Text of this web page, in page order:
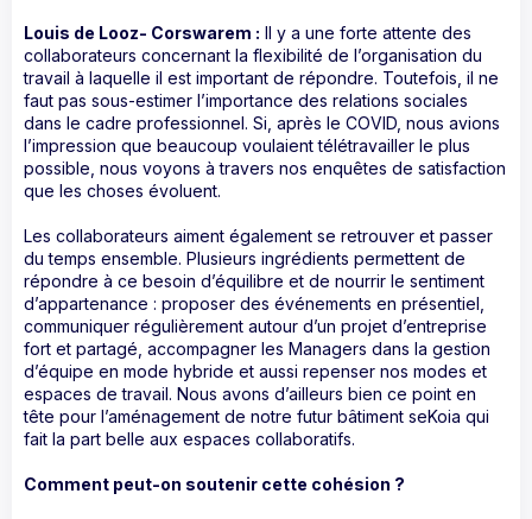
Louis de Looz- Corswarem : Il y a une forte attente des
collaborateurs concernant la flexibilité de l’organisation du
travail à laquelle il est important de répondre. Toutefois, il ne
faut pas sous-estimer l’importance des relations sociales
dans le cadre professionnel. Si, après le COVID, nous avions
l’impression que beaucoup voulaient télétravailler le plus
possible, nous voyons à travers nos enquêtes de satisfaction
que les choses évoluent.
Les collaborateurs aiment également se retrouver et passer
du temps ensemble. Plusieurs ingrédients permettent de
répondre à ce besoin d’équilibre et de nourrir le sentiment
d’appartenance : proposer des événements en présentiel,
communiquer régulièrement autour d’un projet d’entreprise
fort et partagé, accompagner les Managers dans la gestion
d’équipe en mode hybride et aussi repenser nos modes et
espaces de travail. Nous avons d’ailleurs bien ce point en
tête pour l’aménagement de notre futur bâtiment seKoia qui
fait la part belle aux espaces collaboratifs.
Comment peut-on soutenir cette cohésion ?